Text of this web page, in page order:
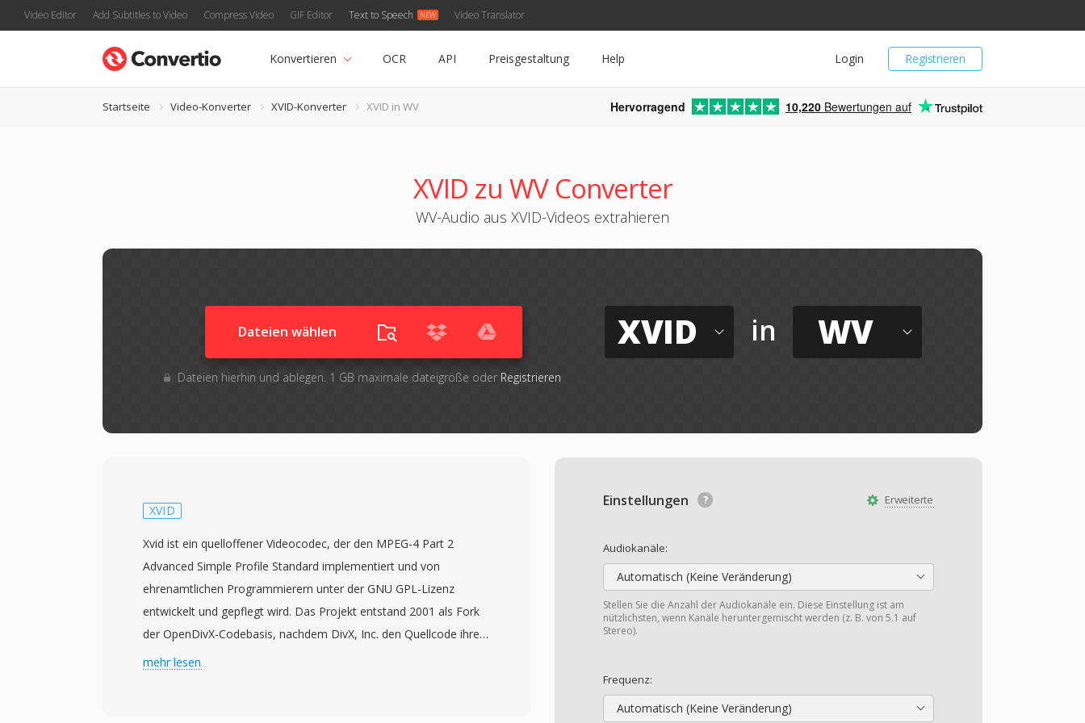
Video Editor Add Subtitles to Video Compress Video GIF Editor Text to Speech Video Translator
Registrieren
Login
Konvertieren OCR API Preisgestaltung Help
Startseite Video-Konverter XVID-Konverter XVID in WV Hervorragend 10,220 Bewertungen auf
XVID zu WV Converter
WV-Audio aus XVID-Videos extrahieren
Dateien wählen
Dateien hierhin und ablegen. 1 GB maximale dateigröße oder Registrieren
XVID in WV
Erweiterte
Einstellungen
Audiokanäle:
Automatisch (Keine Veränderung)
Stellen Sie die Anzahl der Audiokanäle ein. Diese Einstellung ist am
nützlichsten, wenn Kanäle heruntergemischt werden (z. B. von 5.1 auf
Stereo).
Frequenz:
Automatisch (Keine Veränderung)
XVID
Xvid ist ein quelloffener Videocodec, der den MPEG-4 Part 2
Advanced Simple Profile Standard implementiert und von
ehrenamtlichen Programmierern unter der GNU GPL-Lizenz
entwickelt und gepflegt wird. Das Projekt entstand 2001 als Fork
der OpenDivX-Codebasis, nachdem DivX, Inc. den Quellcode ihres
Codecs geschlossen hatte, und der ursprüngliche Name ist DivX
mehr lesen